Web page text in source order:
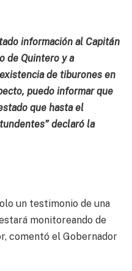
información al Capitán
de Quintero y a
de tiburones en
puedo informar que
que hasta el
declaró la
un testimonio de una
monitoreando de
comentó el Gobernador